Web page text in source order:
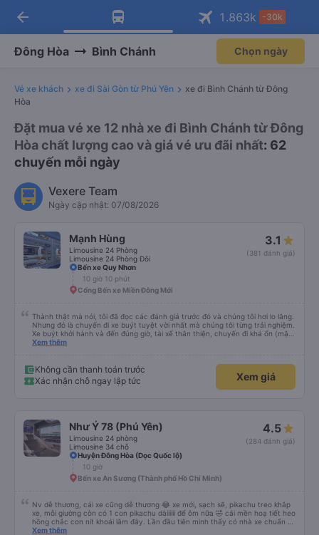
Tải app Vexere ngay!
Nhận ưu đãi thành viên độc
Mở app
Tải app Vexere
-30k/ghế khi đặt vé máy bay qua
Mở app
arrow_back 1.863k -30k
Đông Hòa Bình Chánh Chọn ngày
Vé xe khách xe đi Sài Gòn từ Phú Yên
xe đi Bình Chánh từ Đông
Hòa
Đặt mua vé xe 12 nhà xe đi Bình Chánh từ Đông
Hòa chất lượng cao và giá vé ưu đãi nhất: 62
chuyến mỗi ngày
Vexere Team
Ngày cập nhật: 07/08/2026
Mạnh Hùng
Limousine 24 Phòng
Limousine 24 Phòng Đôi
3.1
(381 đánh giá)
Bến xe Quy Nhơn
10 giờ 10 phút
Cổng Bến xe Miền Đông Mới
Thành thật mà nói, tôi đã đọc các đánh giá trước đó và chúng tôi hơi lo lắng.
Nhưng đó là chuyến đi xe buýt tuyệt vời nhất mà chúng tôi từng trải nghiệm.
Xe buýt khởi hành và đến đúng giờ, tài xế thân thiện, chuyến đi khá ổn (mặc
dù vẫn hơi xóc, nhưng đó là đặc trưng của Việt Nam ^^), và chỗ ngồi thoải
Xem thêm
Không cần thanh toán trước
Xác nhận chỗ ngay lập tức
Xem giá
Như Ý 78 (Phú Yên)
Limousine 24 phòng
Limousine 34 chỗ
4.5
(284 đánh giá)
Huyện Đông Hòa (Dọc Quốc lộ)
10 giờ
Bến xe An Sương (Thành phố Hồ Chí Minh)
Nv dễ thương, cái xe cũng dễ thương 😂 xe mới, sạch sẽ, pikachu treo khắp
xe, mỗi giường còn có 1 con pikachu dàiiiiii để ôm nữa 🤣 cái mền hoạ tiết heo
hồng chắc con nít khoái lắm đây. Lần đầu tiên mình thấy có nhà xe chuẩn bị
cả bàn chải đánh răng. Có 2 ông bà cụ lên xe còn được nv dẫn tới tận nơi để
Xem thêm